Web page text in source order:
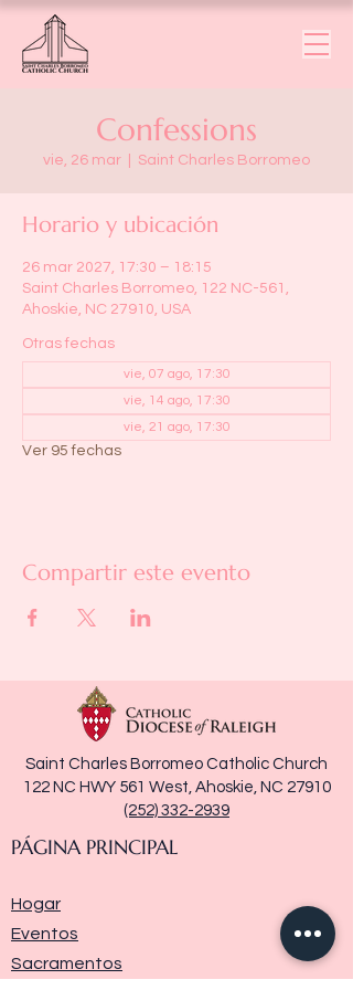
Confessions
vie, 26 mar Saint Charles Borromeo
Horario y ubicación
26 mar 2027, 17:30 – 18:15
Saint Charles Borromeo, 122 NC-561,
Ahoskie, NC 27910, USA
Otras fechas
vie, 07 ago, 17:30
vie, 14 ago, 17:30
vie, 21 ago, 17:30
Ver 95 fechas
Compartir este evento
Saint Charles Borromeo Catholic Church
122 NC HWY 561 West, Ahoskie, NC 27910
(252) 332-2939
PÁGINA PRINCIPAL
Hogar
Eventos
Sacramentos